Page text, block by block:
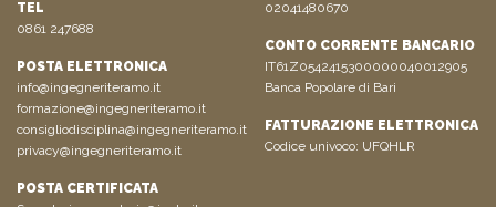
TEL
0861 247688
POSTA ELETTRONICA
info@ingegneriteramo.it
formazione@ingegneriteramo.it
consigliodisciplina@ingegneriteramo.it
privacy@ingegneriteramo.it
POSTA CERTIFICATA
02041480670
CONTO CORRENTE BANCARIO
IT61Z0542415300000040012905
Banca Popolare di Bari
FATTURAZIONE ELETTRONICA
Codice univoco: UFQHLR